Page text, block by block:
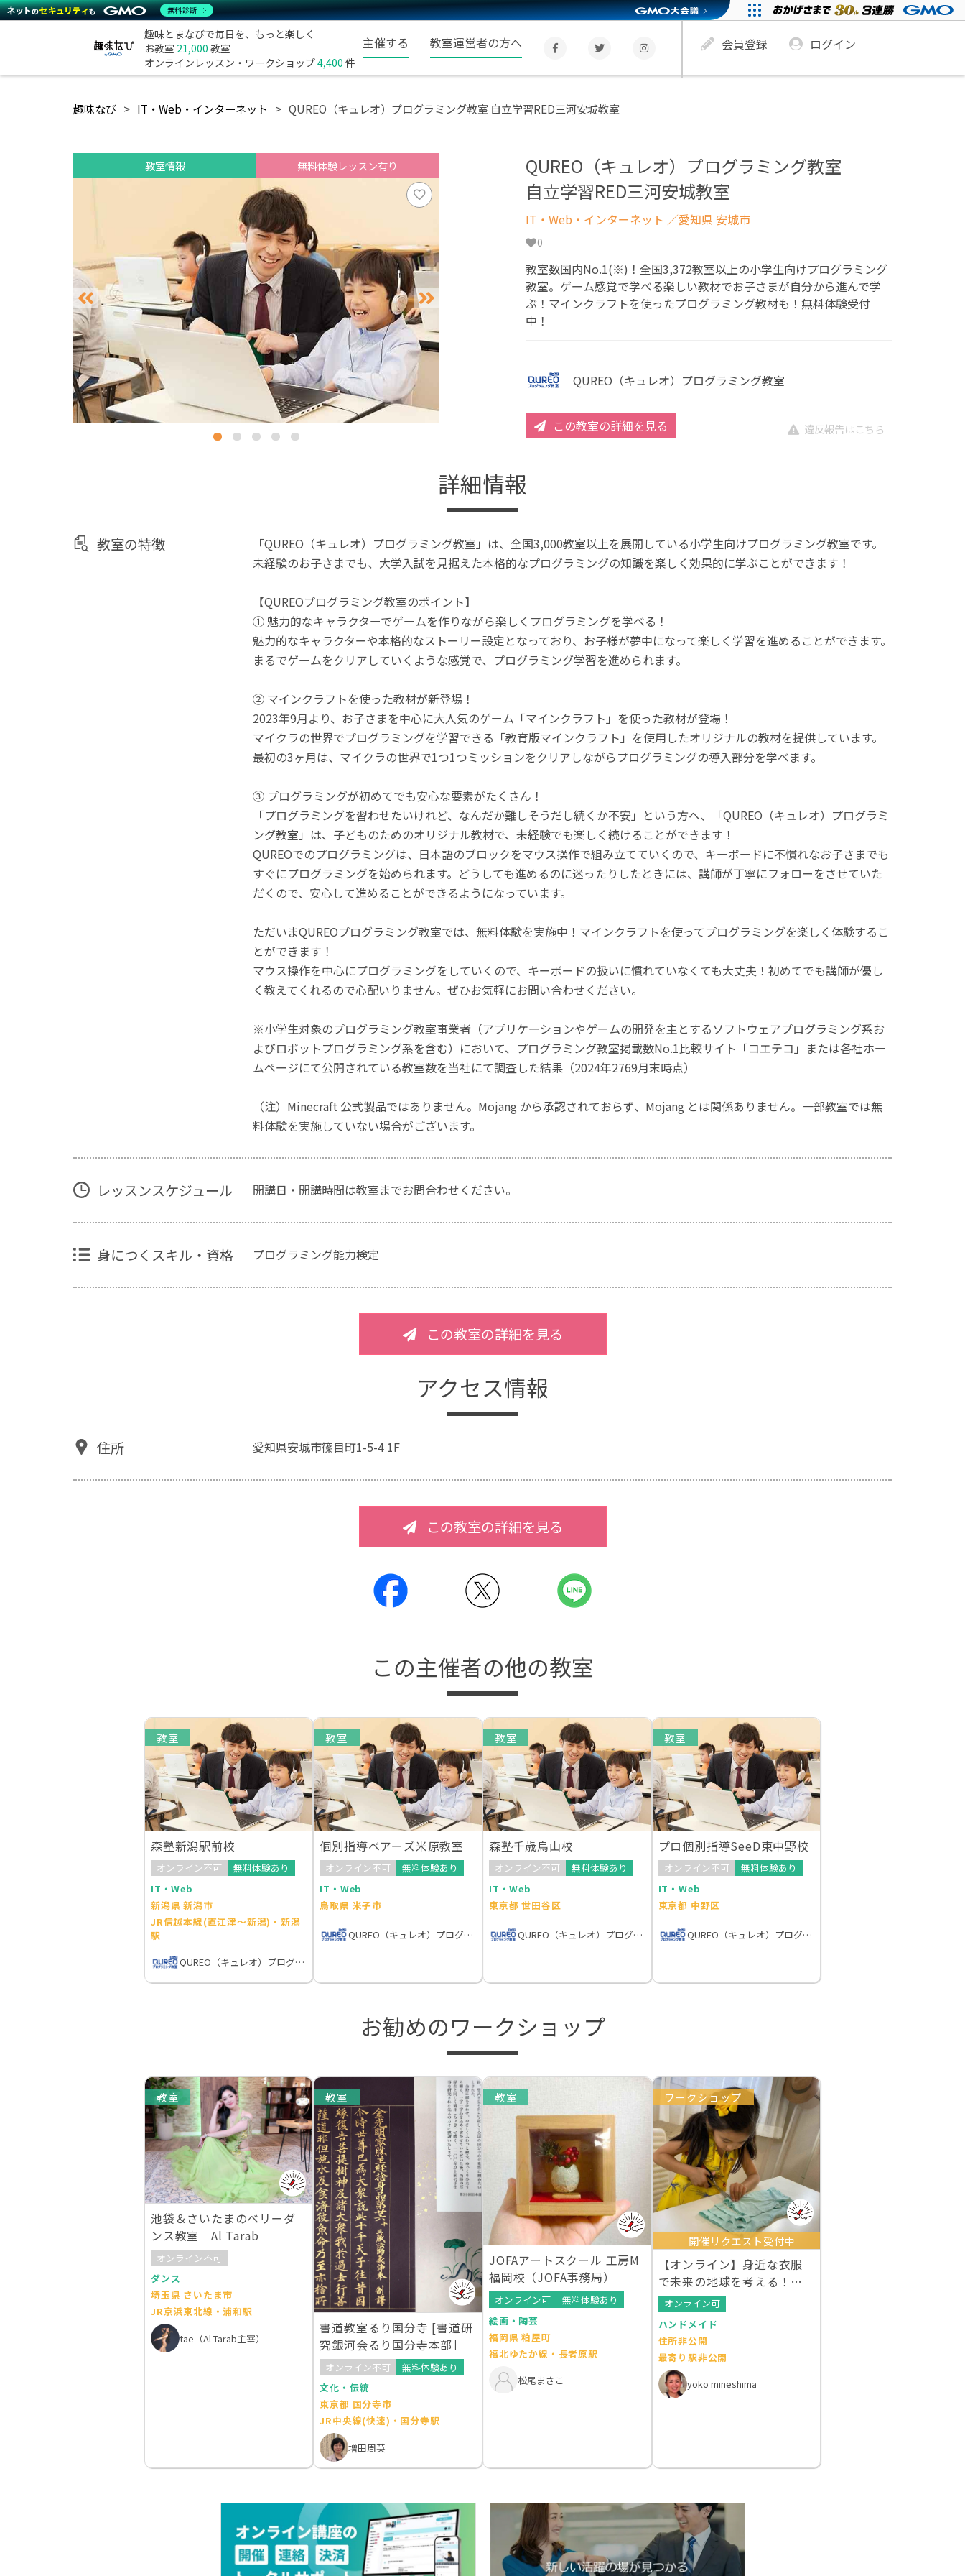
趣味とまなびで毎日を、もっと楽しく
お教室 21,000 教室
オンラインレッスン・ワークショップ4,400 件
主催する 教室運営者の方へ 会員登録 ログイン
趣味なび IT・Web・インターネット QUREO（キュレオ）プログラミング教室 自立学習RED三河安城教室
教室情報 無料体験レッスン有り
QUREO（キュレオ）プログラミング教室
自立学習RED三河安城教室
IT・Web・インターネット ／愛知県 安城市
0
教室数国内No.1(※)！全国3,372教室以上の小学生向けプログラミング
教室。ゲーム感覚で学べる楽しい教材でお子さまが自分から進んで学
ぶ！マインクラフトを使ったプログラミング教材も！無料体験受付
中！
QUREO（キュレオ）プログラミング教室
この教室の詳細を見る 違反報告はこちら
詳細情報
教室の特徴
「QUREO（キュレオ）プログラミング教室」は、全国3,000教室以上を展開している小学生向けプログラミング教室です。
未経験のお子さまでも、大学入試を見据えた本格的なプログラミングの知識を楽しく効果的に学ぶことができます！
【QUREOプログラミング教室のポイント】
① 魅力的なキャラクターでゲームを作りながら楽しくプログラミングを学べる！
魅力的なキャラクターや本格的なストーリー設定となっており、お子様が夢中になって楽しく学習を進めることができます。
まるでゲームをクリアしていくような感覚で、プログラミング学習を進められます。
② マインクラフトを使った教材が新登場！
2023年9月より、お子さまを中心に大人気のゲーム「マインクラフト」を使った教材が登場！
マイクラの世界でプログラミングを学習できる「教育版マインクラフト」を使用したオリジナルの教材を提供しています。
最初の3ヶ月は、マイクラの世界で1つ1つミッションをクリアしながらプログラミングの導入部分を学べます。
③ プログラミングが初めてでも安心な要素がたくさん！
「プログラミングを習わせたいけれど、なんだか難しそうだし続くか不安」という方へ、「QUREO（キュレオ）プログラミ
ング教室」は、子どものためのオリジナル教材で、未経験でも楽しく続けることができます！
QUREOでのプログラミングは、日本語のブロックをマウス操作で組み立てていくので、キーボードに不慣れなお子さまでも
すぐにプログラミングを始められます。どうしても進めるのに迷ったりしたときには、講師が丁寧にフォローをさせていた
だくので、安心して進めることができるようになっています。
ただいまQUREOプログラミング教室では、無料体験を実施中！マインクラフトを使ってプログラミングを楽しく体験するこ
とができます！
マウス操作を中心にプログラミングをしていくので、キーボードの扱いに慣れていなくても大丈夫！初めてでも講師が優し
く教えてくれるので心配いりません。ぜひお気軽にお問い合わせください。
※小学生対象のプログラミング教室事業者（アプリケーションやゲームの開発を主とするソフトウェアプログラミング系お
よびロボットプログラミング系を含む）において、プログラミング教室掲載数No.1比較サイト「コエテコ」または各社ホー
ムページにて公開されている教室数を当社にて調査した結果（2024年2769月末時点）
（注）Minecraft 公式製品ではありません。Mojang から承認されておらず、Mojang とは関係ありません。一部教室では無
料体験を実施していない場合がございます。
レッスンスケジュール 開講日・開講時間は教室までお問合わせください。
身につくスキル・資格 プログラミング能力検定
この教室の詳細を見る
アクセス情報
住所 愛知県安城市篠目町1-5-4 1F
この教室の詳細を見る
この主催者の他の教室
教室
森塾新潟駅前校
オンライン不可
無料体験あり
IT・Web
新潟県 新潟市
JR信越本線(直江津～新潟)・新潟
駅
QUREO（キュレオ）プログラミング教室
教室
個別指導ベアーズ米原教室
オンライン不可
無料体験あり
IT・Web
鳥取県 米子市
QUREO（キュレオ）プログラミング教室
教室
森塾千歳烏山校
オンライン不可
無料体験あり
IT・Web
東京都 世田谷区
QUREO（キュレオ）プログラミング教室
教室
プロ個別指導SeeD東中野校
オンライン不可
無料体験あり
IT・Web
東京都 中野区
QUREO（キュレオ）プログラミング教室
お勧めのワークショップ
教室
池袋＆さいたまのベリーダ
ンス教室｜Al Tarab
オンライン不可
ダンス
埼玉県 さいたま市
JR京浜東北線・浦和駅
tae（Al Tarab主宰）
教室
書道教室るり国分寺 [書道研
究銀河会るり国分寺本部］
オンライン不可
無料体験あり
文化・伝統
東京都 国分寺市
JR中央線(快速)・国分寺駅
増田周英
教室
JOFAアートスクール 工房M
福岡校（JOFA事務局）
オンライン可
無料体験あり
絵画・陶芸
福岡県 粕屋町
福北ゆたか線・長者原駅
松尾まさこ
ワークショップ
開催リクエスト受付中
【オンライン】身近な衣服
で未来の地球を考える！ク
ルエシカルWS
オンライン可
ハンドメイド
住所非公開
最寄り駅非公開
yoko mineshima
無料診断